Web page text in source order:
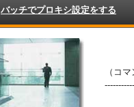
バッチでプロキシ設定をする
（コ